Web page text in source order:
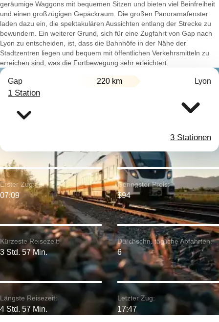
geräumige Waggons mit bequemen Sitzen und bieten viel Beinfreiheit
und einen großzügigen Gepäckraum. Die großen Panoramafenster
laden dazu ein, die spektakulären Aussichten entlang der Strecke zu
bewundern. Ein weiterer Grund, sich für eine Zugfahrt von Gap nach
Lyon zu entscheiden, ist, dass die Bahnhöfe in der Nähe der
Stadtzentren liegen und bequem mit öffentlichen Verkehrsmitteln zu
erreichen sind, was die Fortbewegung sehr erleichtert.
Gap 220 km Lyon
1 Station
3 Stationen
Kürzeste Reisezeit:
3 Std. 57 Min.
Erster Zug:
07:09
Längste Reisezeit:
4 Std. 57 Min.
Geringster Preis:
$94
Durchschn. tägliche Abfahrten:
6
Letzter Zug:
17:47